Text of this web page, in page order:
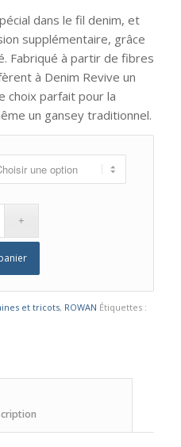
dans le fil denim, et
supplémentaire, grâce
Fabriqué à partir de fibres
à Denim Revive un
choix parfait pour la
un gansey traditionnel.
et tricots, ROWAN Étiquettes :